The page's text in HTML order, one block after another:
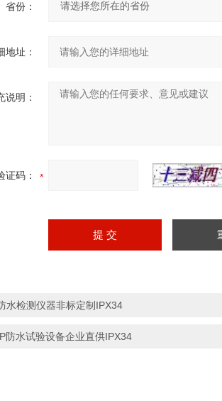
省份：
地址：
说明：
证码：
水检测仪器非标定制IPX34
防水试验设备企业直供IPX34